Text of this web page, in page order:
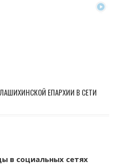
ЕПАРХИИ В СЕТИ
в социальных сетях